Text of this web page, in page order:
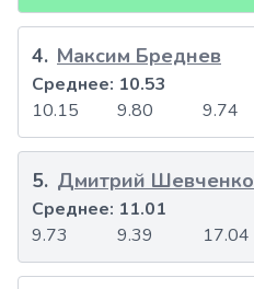
4. Максим Бреднев
10.15 9.80 9.74
Среднее: 10.53
5. Дмитрий Шевченко
9.73 9.39 17.04
Среднее: 11.01